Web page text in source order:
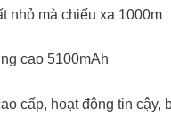
nhỏ mà chiếu xa 1000m
cao 5100mAh
cấp, hoạt động tin cậy,